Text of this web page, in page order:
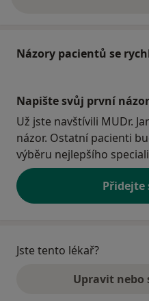
Názory pacientů se
Napište svůj první názor
Už jste navštívili MUDr.
názor. Ostatní pacienti
výběru nejlepšího
Přidejte
Jste tento lékař?
Upravit nebo